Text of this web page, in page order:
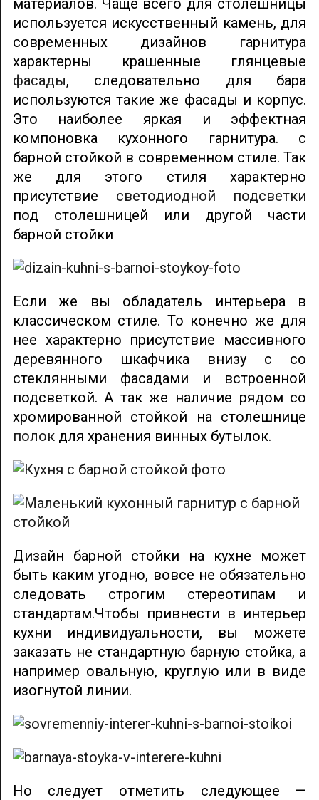
материалов. Чаще всего для столешницы
используется искусственный камень, для
современных дизайнов гарнитура
характерны крашенные глянцевые
фасады, следовательно для бара
используются такие же фасады и корпус.
Это наиболее яркая и эффектная
компоновка кухонного гарнитура. с
барной стойкой в современном стиле. Так
же для этого стиля характерно
присутствие светодиодной подсветки
под столешницей или другой части
барной стойки
Если же вы обладатель интерьера в
классическом стиле. То конечно же для
нее характерно присутствие массивного
деревянного шкафчика внизу с со
стеклянными фасадами и встроенной
подсветкой. А так же наличие рядом со
хромированной стойкой на столешнице
полок для хранения винных бутылок.
Дизайн барной стойки на кухне может
быть каким угодно, вовсе не обязательно
следовать строгим стереотипам и
стандартам.Чтобы привнести в интерьер
кухни индивидуальности, вы можете
заказать не стандартную барную стойка, а
например овальную, круглую или в виде
изогнутой линии.
Но следует отметить следующее —